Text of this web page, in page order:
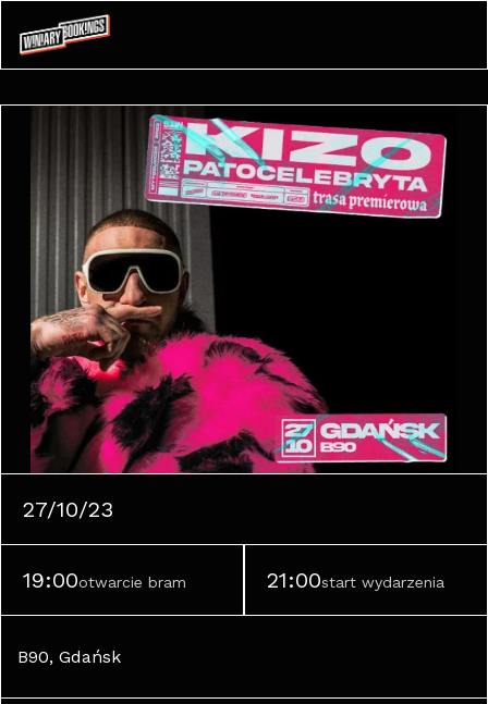
27/10/23
19:00otwarcie bram 21:00start wydarzenia
B90, Gdańsk